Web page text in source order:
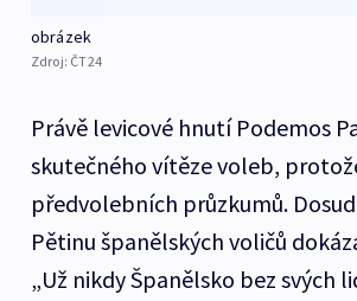
obrázek
Zdroj: ČT24
Právě levicové hnutí Podemos
skutečného vítěze voleb,
předvolebních průzkumů.
Pětinu španělských voličů
„Už nikdy Španělsko bez svých